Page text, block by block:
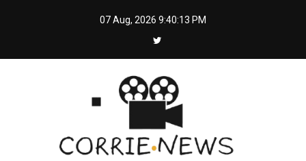
07 Aug, 2026 9:40:14 PM